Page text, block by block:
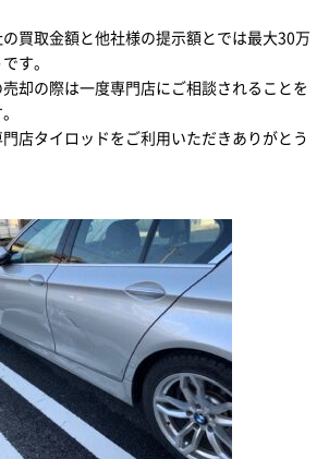
買取金額と他社様の提示額とでは最大30万
す。
却の際は一度専門店にご相談されることを
店タイロッドをご利用いただきありがとう